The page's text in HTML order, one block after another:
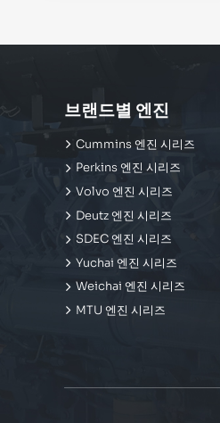
브랜드별 엔진
Cummins 엔진 시리즈
Perkins 엔진 시리즈
Volvo 엔진 시리즈
Deutz 엔진 시리즈
SDEC 엔진 시리즈
Yuchai 엔진 시리즈
Weichai 엔진 시리즈
MTU 엔진 시리즈